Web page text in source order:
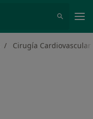
Cirugía Cardiovascular